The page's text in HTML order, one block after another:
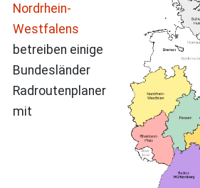
Nordrhein-
Westfalens
betreiben einige
Bundesländer
Radroutenplaner
mit